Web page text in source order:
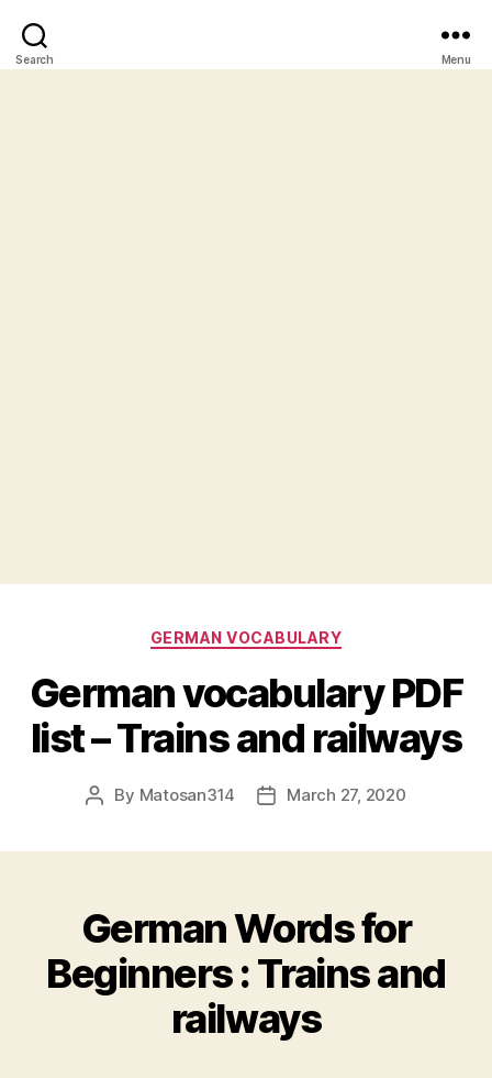
Search Menu
Categories
GERMAN VOCABULARY
German vocabulary PDF
list – Trains and railways
Post
By Matosan314
PostMarch 27, 2020
German Words for
Beginners : Trains and
railways